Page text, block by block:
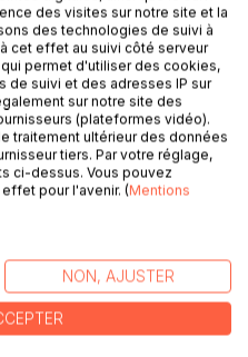
(Korensko sedlo
de l'autre côté de la
avec des noms
en l'absence de Google
d'une véritable
et slaves.
les frontières a décidé
sur la Slovénie, à la
sur la politique,
la Slovénie". Un livre
Courmont.
des visites sur notre site et la
des technologies de suivi à
cet effet au suivi côté serveur
permet d'utiliser des cookies,
de suivi et des adresses IP sur
sur notre site des
(plateformes vidéo).
traitement ultérieur des données
tiers. Par votre réglage,
ci-dessus. Vous pouvez
pour l'avenir. (Mentions
NON, AJUSTER